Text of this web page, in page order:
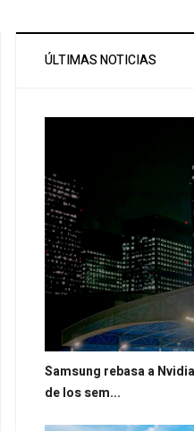
ÚLTIMAS NOTICIAS
Samsung rebasa a
de los sem...